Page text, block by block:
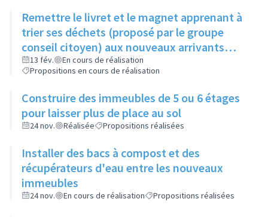
Remettre le livret et le magnet apprenant à
trier ses déchets (proposé par le groupe
conseil citoyen) aux nouveaux arrivants
dans le cadre de la visite de la ville
13 fév.
En cours de réalisation
Propositions en cours de réalisation
Construire des immeubles de 5 ou 6 étages
pour laisser plus de place au sol
24 nov. Réalisée Propositions réalisées
Installer des bacs à compost et des
récupérateurs d'eau entre les nouveaux
immeubles
24 nov. En cours de réalisation Propositions réalisées